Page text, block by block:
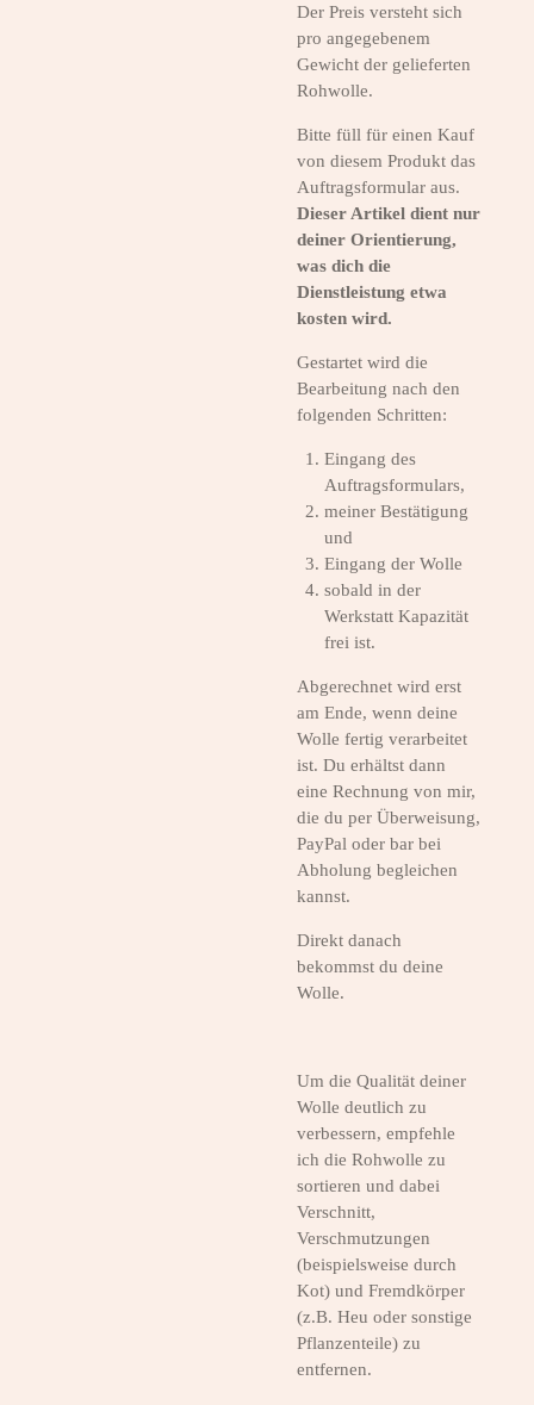
Der Preis versteht sich
pro angegebenem
Gewicht der gelieferten
Rohwolle.
Bitte füll für einen Kauf
von diesem Produkt das
Auftragsformular aus.
Dieser Artikel dient nur
deiner Orientierung,
was dich die
Dienstleistung etwa
kosten wird.
Gestartet wird die
Bearbeitung nach den
folgenden Schritten:
Eingang des
Auftragsformulars,
meiner Bestätigung
und
Eingang der Wolle
sobald in der
Werkstatt Kapazität
frei ist.
Abgerechnet wird erst
am Ende, wenn deine
Wolle fertig verarbeitet
ist. Du erhältst dann
eine Rechnung von mir,
die du per Überweisung,
PayPal oder bar bei
Abholung begleichen
kannst.
Direkt danach
bekommst du deine
Wolle.
Um die Qualität deiner
Wolle deutlich zu
verbessern, empfehle
ich die Rohwolle zu
sortieren und dabei
Verschnitt,
Verschmutzungen
(beispielsweise durch
Kot) und Fremdkörper
(z.B. Heu oder sonstige
Pflanzenteile) zu
entfernen.